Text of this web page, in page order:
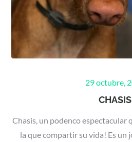
Posted
29 octubre,
CHASIS
Chasis, un podenco espectacular
la que compartir su vida! Es un